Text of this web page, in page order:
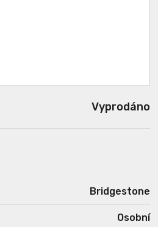
Vyprodáno
Bridgestone
Osobní